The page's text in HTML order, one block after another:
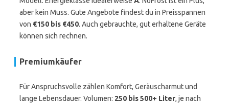
aber kein Muss. Gute Angebote findest du in Preisspannen
von €150 bis €450. Auch gebrauchte, gut erhaltene Geräte
können sich rechnen.
Premiumkäufer
Für Anspruchsvolle zählen Komfort, Geräuscharmut und
lange Lebensdauer. Volumen: 250 bis 500+ Liter, je nach